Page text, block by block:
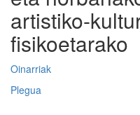
artistiko-
fisikoetarako
Oinarriak
Plegua